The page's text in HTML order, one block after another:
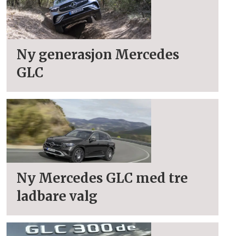
Ny generasjon Mercedes
GLC
Ny Mercedes GLC med tre
ladbare valg